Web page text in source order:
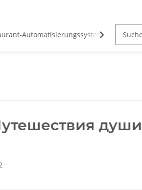
Automatisierungssysteme
души